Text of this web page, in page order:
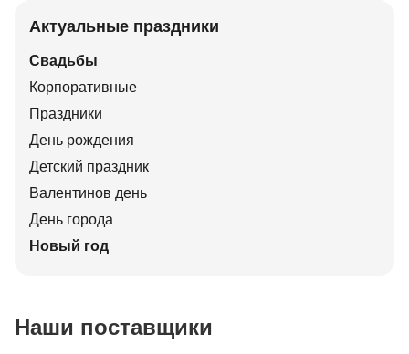
Актуальные праздники
Свадьбы
Корпоративные
Праздники
День рождения
Детский праздник
Валентинов день
День города
Новый год
Наши поставщики